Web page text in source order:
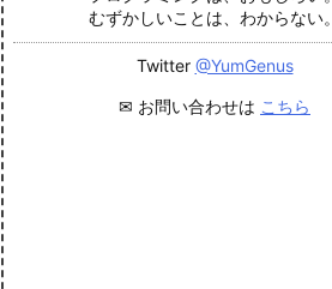
むずかしいことは、わからない。
Twitter @YumGenus
✉ お問い合わせは こちら